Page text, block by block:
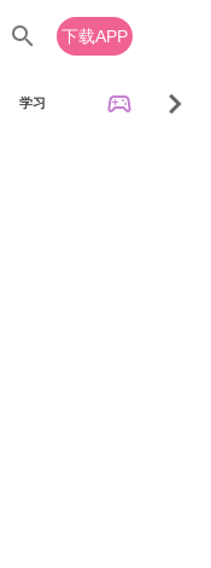
search 下载APP
学习 sports_esports chevron_right